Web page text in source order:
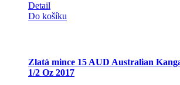
Detail
Do košíku
Zlatá mince 15 AUD Australian
1/2 Oz 2017